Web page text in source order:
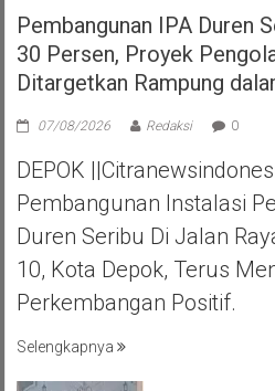
Pembangunan IPA Duren
30 Persen, Proyek
Ditargetkan Rampung
07/08/2026 Redaksi 0
DEPOK
Pembangunan Instalasi
Duren Seribu Di Jalan
10, Kota Depok, Terus
Perkembangan Positif.
Selengkapnya